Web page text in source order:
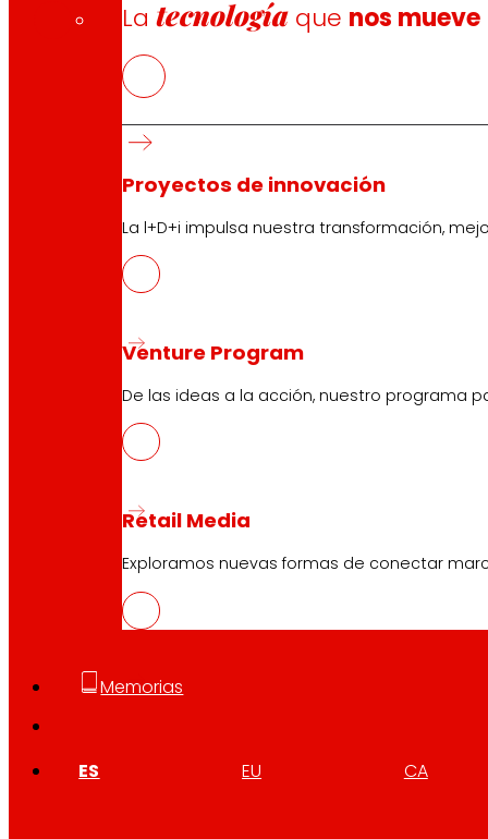
Latecnología que nos mueve
Proyectos de innovación
La l+D+i impulsa nuestra transformación,
Venture Program
De las ideas a la acción, nuestro programa
Retail Media
Exploramos nuevas formas de conectar
Memorias
ES EU CA
Atención al cliente:944 943 444. De lunes a sábado
Quiénes somos
Compromisos
Inversores
Buscador de tiendas